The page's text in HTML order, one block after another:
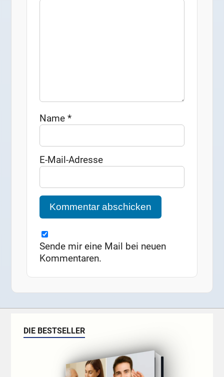
Name*
E-Mail-Adresse
Sende mir eine Mail bei neuen
Kommentaren.
DIE BESTSELLER